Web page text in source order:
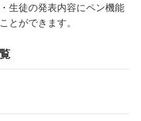
生徒の発表内容にペン機能
とができます。